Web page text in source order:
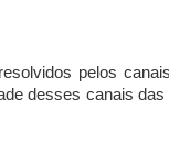
pelos
desses canais